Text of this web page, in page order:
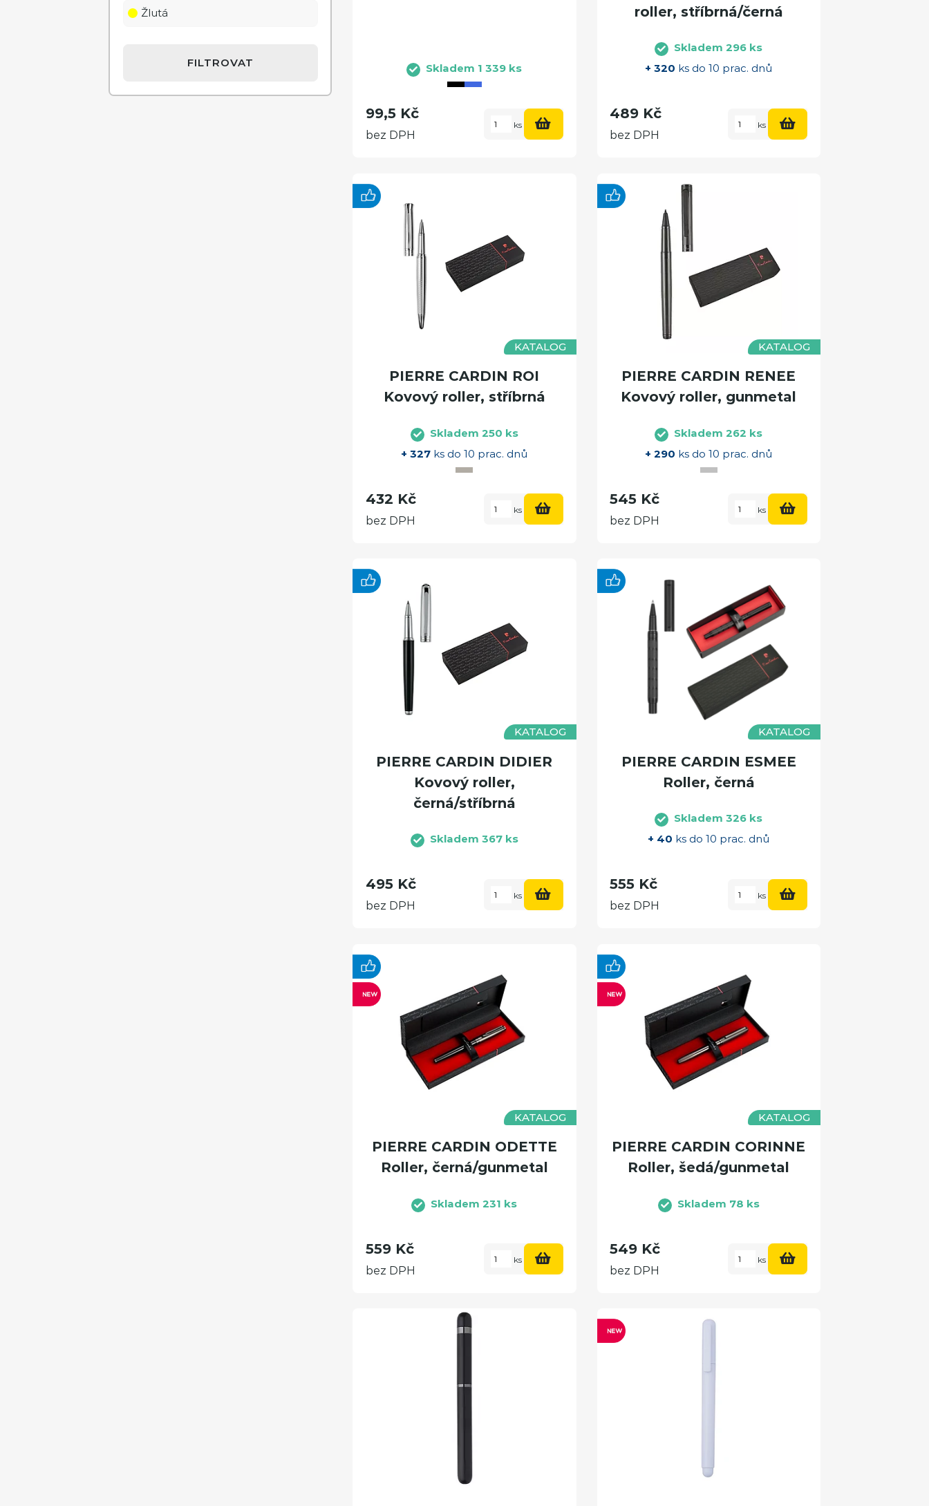
Žlutá
FILTROVAT Skladem 1 339 ks
99,5 Kč
bez DPH
ks
roller, stříbrná/černá
Skladem 296 ks
+ 320 ks do 10 prac. dnů
489 Kč
bez DPH
ks
KATALOG
PIERRE CARDIN ROI
Kovový roller, stříbrná
Skladem 250 ks
+ 327 ks do 10 prac. dnů
432 Kč
bez DPH
ks
KATALOG
PIERRE CARDIN RENEE
Kovový roller, gunmetal
Skladem 262 ks
+ 290 ks do 10 prac. dnů
545 Kč
bez DPH
ks
KATALOG
PIERRE CARDIN DIDIER
Kovový roller,
černá/stříbrná
Skladem 367 ks
495 Kč
bez DPH
ks
KATALOG
PIERRE CARDIN ESMEE
Roller, černá
Skladem 326 ks
+ 40 ks do 10 prac. dnů
555 Kč
bez DPH
ks
KATALOG
PIERRE CARDIN ODETTE
Roller, černá/gunmetal
Skladem 231 ks
559 Kč
bez DPH
ks
KATALOG
PIERRE CARDIN CORINNE
Roller, šedá/gunmetal
Skladem 78 ks
549 Kč
bez DPH
ks